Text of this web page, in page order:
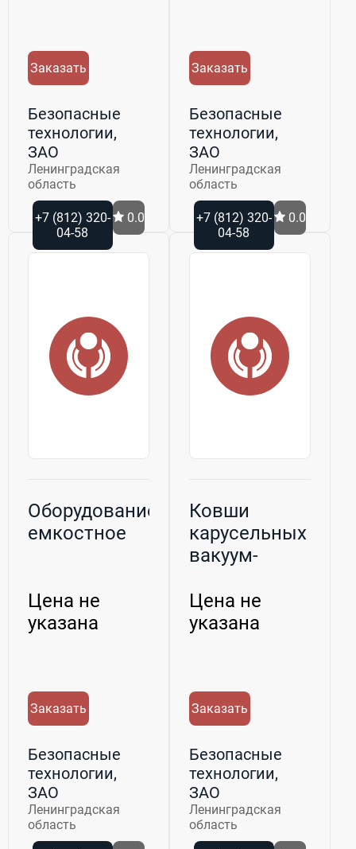
Заказать
Безопасные
технологии,
ЗАО
Ленинградская
область
+7 (812) 320-
04-58
0.0
Заказать
Безопасные
технологии,
ЗАО
Ленинградская
область
+7 (812) 320-
04-58
0.0
Оборудование
емкостное
Цена не
указана
Заказать
Безопасные
технологии,
ЗАО
Ленинградская
область
Ковши
карусельных
вакуум-
Цена не
указана
Заказать
Безопасные
технологии,
ЗАО
Ленинградская
область